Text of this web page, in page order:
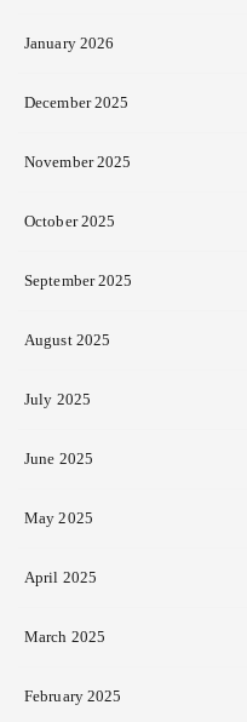
January 2026
December 2025
November 2025
October 2025
September 2025
August 2025
July 2025
June 2025
May 2025
April 2025
March 2025
February 2025